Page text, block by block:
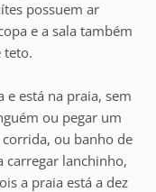
possuem ar
e a sala também
teto.
e está na praia, sem
ou pegar um
ou banho de
carregar lanchinho,
a praia está a dez